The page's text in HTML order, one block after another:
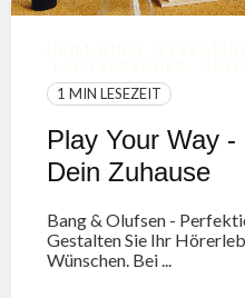
1 MIN LESEZEIT
Play Your Way
Dein Zuhause
Bang & Olufsen -
Gestalten Sie Ihr
Wünschen. Bei ...